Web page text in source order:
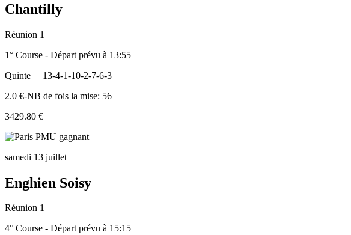
Chantilly
Réunion 1
1° Course - Départ prévu à 13:55
Quinte
13-4-1-10-2-7-6-3
2.0 €-NB de fois la mise: 56
3429.80 €
samedi 13 juillet
Enghien Soisy
Réunion 1
4° Course - Départ prévu à 15:15